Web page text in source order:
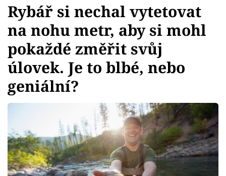
Témata
Showbyznys
Youtubeři
Sex a vztahy
Videa
Rybář si nechal vytetovat
na nohu metr, aby si mohl
pokaždé změřit svůj
úlovek. Je to blbé, nebo
geniální?